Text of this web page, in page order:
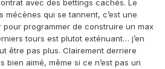
avec des bettings cachés. Le
mécènes qui se tannent, c’est une
programmer de construire un max
tours est plutot exténuant… j’en
être pas plus. Clairement derriere
bien aimé, même si ce n’est pas un